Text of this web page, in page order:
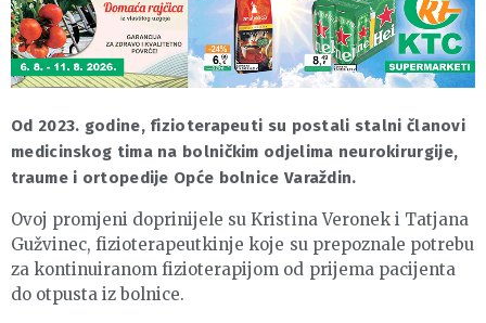
Od 2023. godine, fizioterapeuti su postali stalni članovi
medicinskog tima na bolničkim odjelima neurokirurgije,
traume i ortopedije Opće bolnice Varaždin.
Ovoj promjeni doprinijele su Kristina Veronek i Tatjana
Gužvinec, fizioterapeutkinje koje su prepoznale potrebu
za kontinuiranom fizioterapijom od prijema pacijenta
do otpusta iz bolnice.